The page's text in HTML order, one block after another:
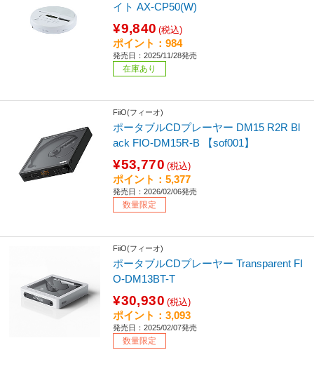
イト AX-CP50(W)
¥9,840 (税込)
ポイント：984
発売日：2025/11/28発売
在庫あり
FiiO(フィーオ)
ポータブルCDプレーヤー DM15 R2R Bl
ack FIO-DM15R-B 【sof001】
¥53,770 (税込)
ポイント：5,377
発売日：2026/02/06発売
数量限定
FiiO(フィーオ)
ポータブルCDプレーヤー Transparent FI
O-DM13BT-T
¥30,930 (税込)
ポイント：3,093
発売日：2025/02/07発売
数量限定